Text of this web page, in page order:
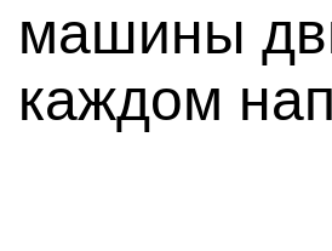
машины
каждом